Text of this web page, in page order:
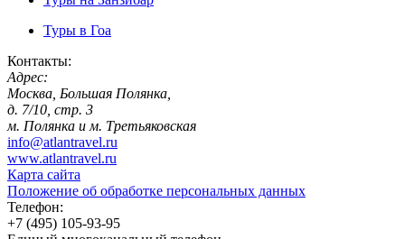
Туры в Гоа
Контакты:
Адрес:
Москва, Большая Полянка,
д. 7/10, стр. 3
м. Полянка и м. Третьяковская
info@atlantravel.ru
www.atlantravel.ru
Карта сайта
Положение об обработке персональных данных
Телефон:
+7 (495) 105-93-95